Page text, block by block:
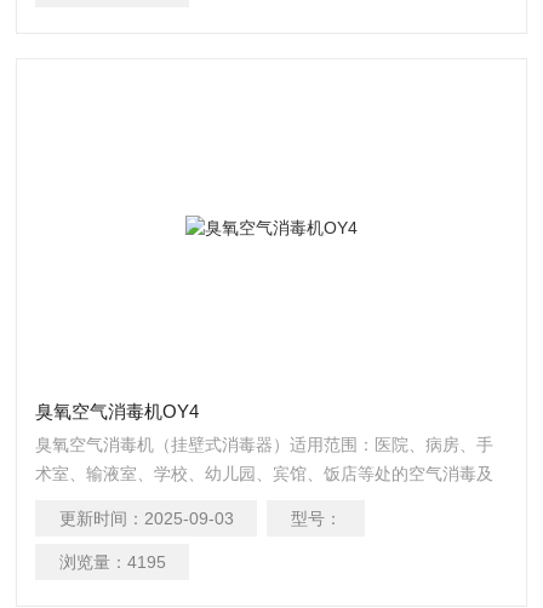
臭氧空气消毒机OY4
臭氧空气消毒机（挂壁式消毒器）适用范围：医院、病房、手
术室、输液室、学校、幼儿园、宾馆、饭店等处的空气消毒及
菌接种室、栽培场所。
更新时间： 2025-09-03 型号：
浏览量： 4195